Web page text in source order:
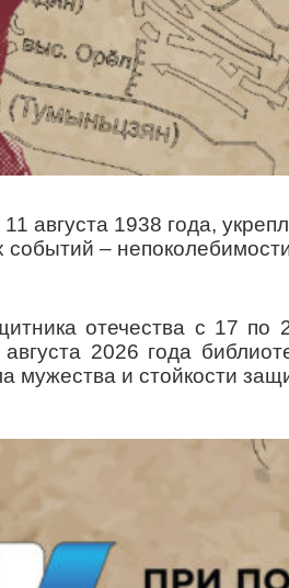
августа 1938 года,
событий –
отечества с 17 по
2026 года
мужества и стойкости